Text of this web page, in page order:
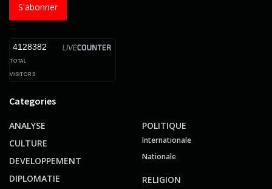
S'abonner
4128382
TOTAL
VISITORS
Categories
ANALYSE
CULTURE
DEVELOPPEMENT
DIPLOMATIE
POLITIQUE
Internationale
Nationale
RELIGION